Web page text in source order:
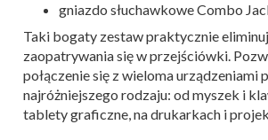
gniazdo słuchawkowe Combo
Taki bogaty zestaw praktycznie
zaopatrywania się w przejściówki.
połączenie się z wieloma urządzeniami
najróżniejszego rodzaju: od myszek i
tablety graficzne, na drukarkach i